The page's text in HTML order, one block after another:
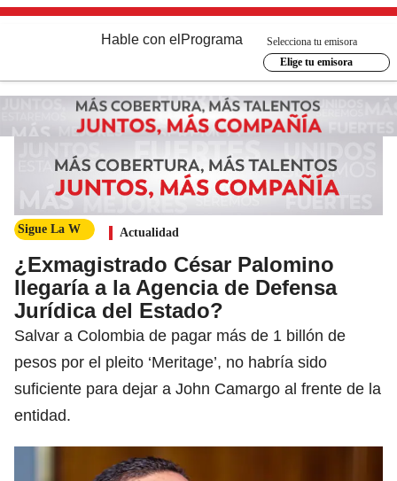
Hable con el Programa
Selecciona tu emisora
Elige tu emisora
Sigue La W Actualidad
¿Exmagistrado César Palomino
llegaría a la Agencia de Defensa
Jurídica del Estado?
Salvar a Colombia de pagar más de 1 billón de
pesos por el pleito ‘Meritage’, no habría sido
suficiente para dejar a John Camargo al frente de la
entidad.